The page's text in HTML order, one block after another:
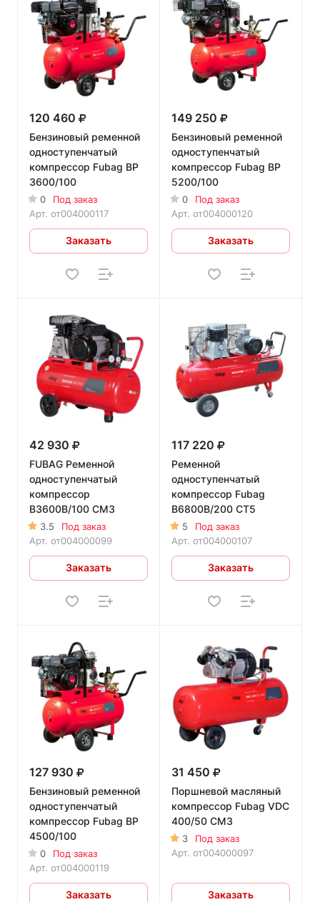
120 460
Бензиновый ременной
одноступенчатый
компрессор Fubag BP
3600/100
0
Под заказ
Арт. от004000117
Заказать
149 250
Бензиновый ременной
одноступенчатый
компрессор Fubag BP
5200/100
0
Под заказ
Арт. от004000120
Заказать
42 930
FUBAG Ременной
одноступенчатый
компрессор
B3600B/100 CM3
3.5
Под заказ
Арт. от004000099
Заказать
117 220
Ременной
одноступенчатый
компрессор Fubag
B6800B/200 CT5
5
Под заказ
Арт. от004000107
Заказать
127 930
Бензиновый ременной
одноступенчатый
компрессор Fubag BP
4500/100
0
Под заказ
Арт. от004000119
Заказать
31 450
Поршневой масляный
компрессор Fubag VDС
400/50 CM3
3
Под заказ
Арт. от004000097
Заказать